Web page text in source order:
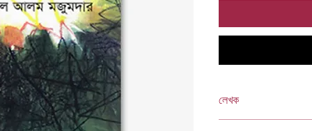
লেখক